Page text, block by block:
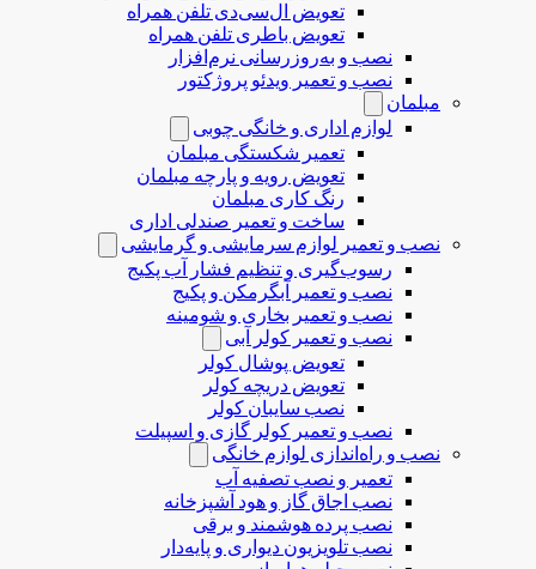
تعویض ال‌سی‌دی تلفن همراه
تعویض باطری تلفن همراه
نصب و به‌روزرسانی نرم‌افزار
نصب و تعمیر ویدئو پروژکتور
مبلمان
لوازم اداری و خانگی چوبی
تعمیر شکستگی مبلمان
تعویض رویه و پارچه مبلمان
رنگ کاری مبلمان
ساخت و تعمیر صندلی اداری
نصب و تعمیر لوازم سرمایشی و گرمایشی
رسوب‌گیری و تنظیم فشار آب پکیج
نصب و تعمیر آبگرمکن و پکیج
نصب و تعمیر بخاری و شومینه
نصب و تعمیر کولر آبی
تعویض پوشال کولر
تعویض دریچه کولر
نصب سایبان کولر
نصب و تعمیر کولر گازی و اسپیلت
نصب و راه‌اندازی لوازم خانگی
تعمیر و نصب تصفیه آب
نصب اجاق گاز و هود آشپزخانه
نصب پرده هوشمند و برقی
نصب تلویزیون دیواری و پایه‌دار